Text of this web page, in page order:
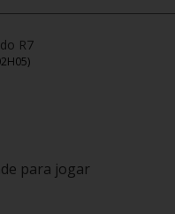
R7
)
para jogar